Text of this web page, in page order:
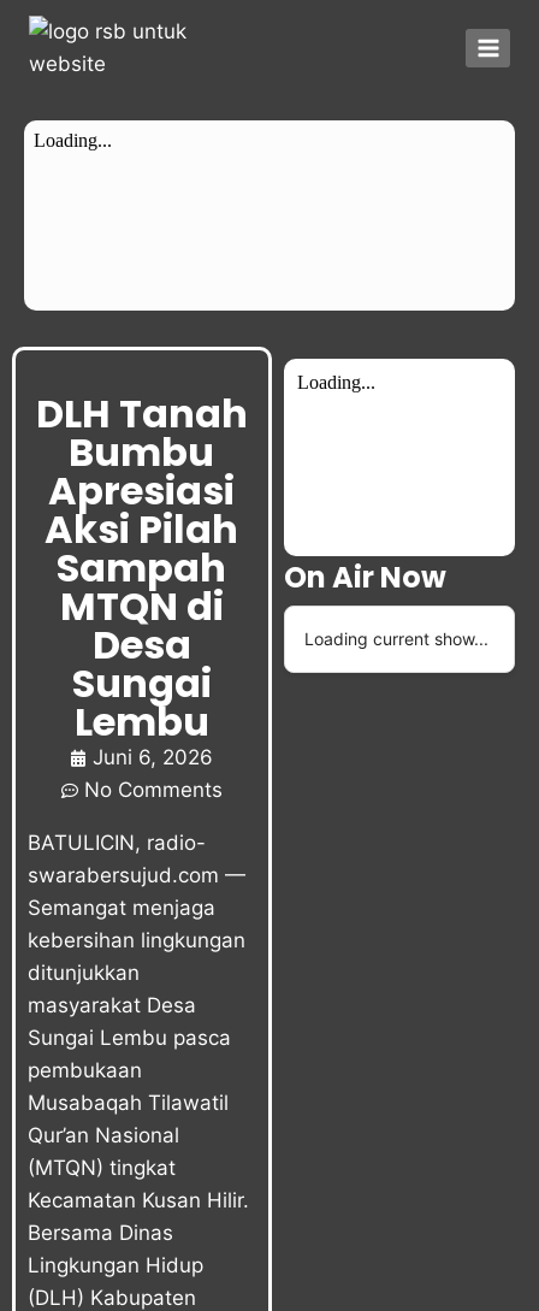
DLH Tanah
Bumbu
Apresiasi
Aksi Pilah
Sampah
MTQN di
Desa
Sungai
Lembu
Juni 6, 2026
No Comments
BATULICIN, radio-
swarabersujud.com —
Semangat menjaga
kebersihan lingkungan
ditunjukkan
masyarakat Desa
Sungai Lembu pasca
pembukaan
Musabaqah Tilawatil
Qur’an Nasional
(MTQN) tingkat
Kecamatan Kusan Hilir.
Bersama Dinas
Lingkungan Hidup
(DLH) Kabupaten
On Air Now
Loading current show...